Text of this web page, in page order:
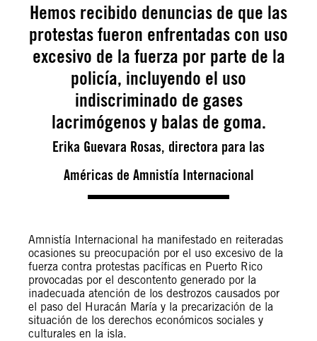
Hemos recibido denuncias de que las
protestas fueron enfrentadas con uso
excesivo de la fuerza por parte de la
policía, incluyendo el uso
indiscriminado de gases
lacrimógenos y balas de goma.
Erika Guevara Rosas, directora para las
Américas de Amnistía Internacional
Amnistía Internacional ha manifestado en reiteradas
ocasiones su preocupación por el uso excesivo de la
fuerza contra protestas pacíficas en Puerto Rico
provocadas por el descontento generado por la
inadecuada atención de los destrozos causados por
el paso del Huracán María y la precarización de la
situación de los derechos económicos sociales y
culturales en la isla.